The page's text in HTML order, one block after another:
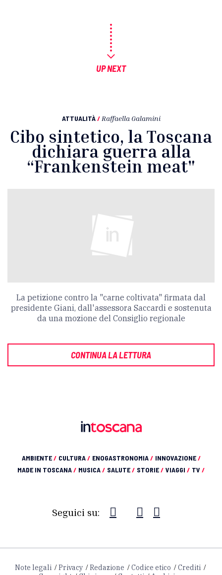
UP NEXT
ATTUALITÀ / Raffaella Galamini
Cibo sintetico, la Toscana
dichiara guerra alla
“Frankenstein meat"
La petizione contro la "carne coltivata" firmata dal
presidente Giani, dall'assessora Saccardi e sostenuta
da una mozione del Consiglio regionale
CONTINUA LA LETTURA
AMBIENTE/ CULTURA/ ENOGASTRONOMIA/ INNOVAZIONE/
MADE IN TOSCANA/ MUSICA/ SALUTE/ STORIE/ VIAGGI / TV /
Seguici su:
Note legali Privacy Redazione Codice etico
Crediti